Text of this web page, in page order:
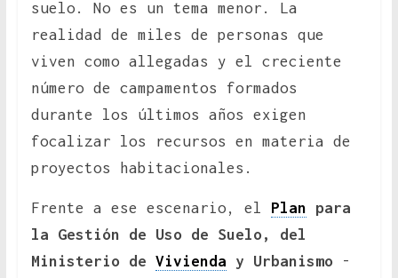
suelo. No es un tema menor. La
realidad de miles de personas que
viven como allegadas y el creciente
número de campamentos formados
durante los últimos años exigen
focalizar los recursos en materia de
proyectos habitacionales.
Frente a ese escenario, el Plan para
la Gestión de Uso de Suelo, del
Ministerio de Vivienda y Urbanismo -